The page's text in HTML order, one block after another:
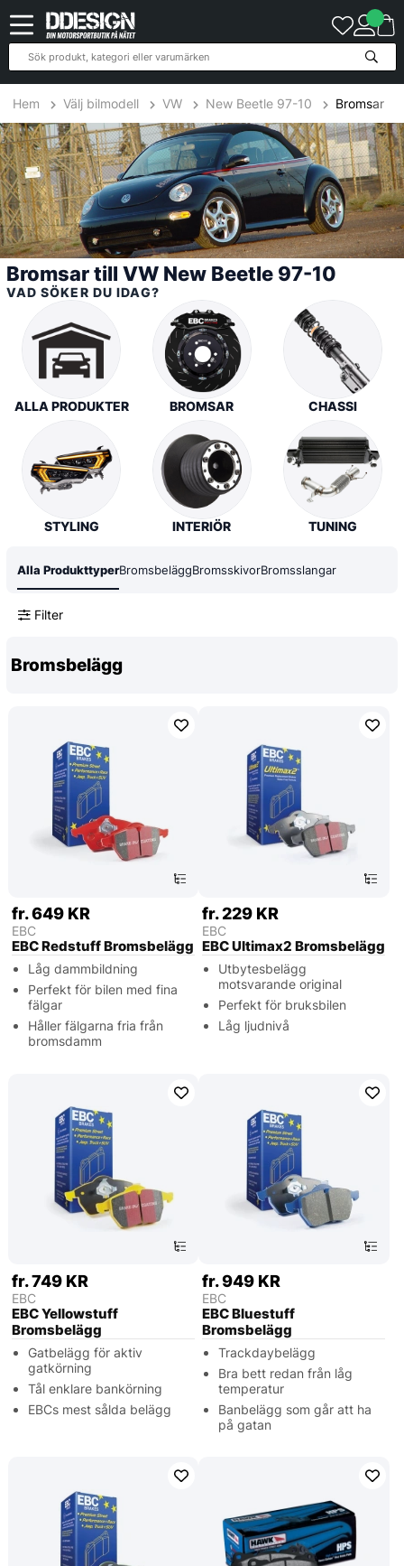
Hem Välj bilmodell VW New Beetle 97-10 Bromsar
Bromsar till VW New Beetle 97-10
VAD SÖKER DU IDAG?
ALLA PRODUKTER BROMSAR CHASSI
STYLING INTERIÖR TUNING
Alla ProdukttyperBromsbeläggBromsskivorBromsslangar
Filter
11 Produkter
Bromsbelägg
fr. 649 KR
EBC
EBC Redstuff Bromsbelägg
Låg dammbildning
Perfekt för bilen med fina
fälgar
Håller fälgarna fria från
bromsdamm
fr. 229 KR
EBC
EBC Ultimax2 Bromsbelägg
Utbytesbelägg
motsvarande original
Perfekt för bruksbilen
Låg ljudnivå
fr. 749 KR
EBC
EBC Yellowstuff
Bromsbelägg
Gatbelägg för aktiv
gatkörning
Tål enklare bankörning
EBCs mest sålda belägg
fr. 949 KR
EBC
EBC Bluestuff
Bromsbelägg
Trackdaybelägg
Bra bett redan från låg
temperatur
Banbelägg som går att ha
på gatan